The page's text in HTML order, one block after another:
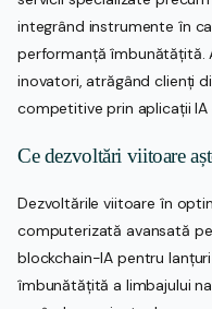
integrând instrumente în
performanță îmbunătățită.
inovatori, atrăgând clienți
competitive prin aplicații IA
Ce dezvoltări viitoare
Dezvoltările viitoare în
computerizată avansată
blockchain-IA pentru
îmbunătățită a limbajului